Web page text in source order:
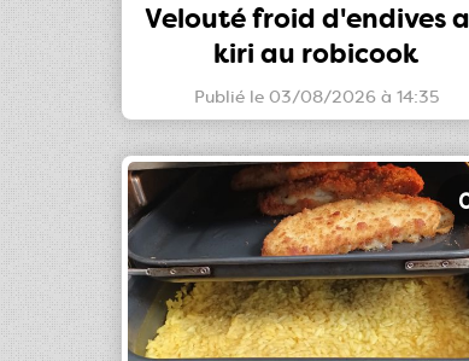
Velouté froid d'endives
kiri au robicook
Publié le 03/08/2026 à 14:35